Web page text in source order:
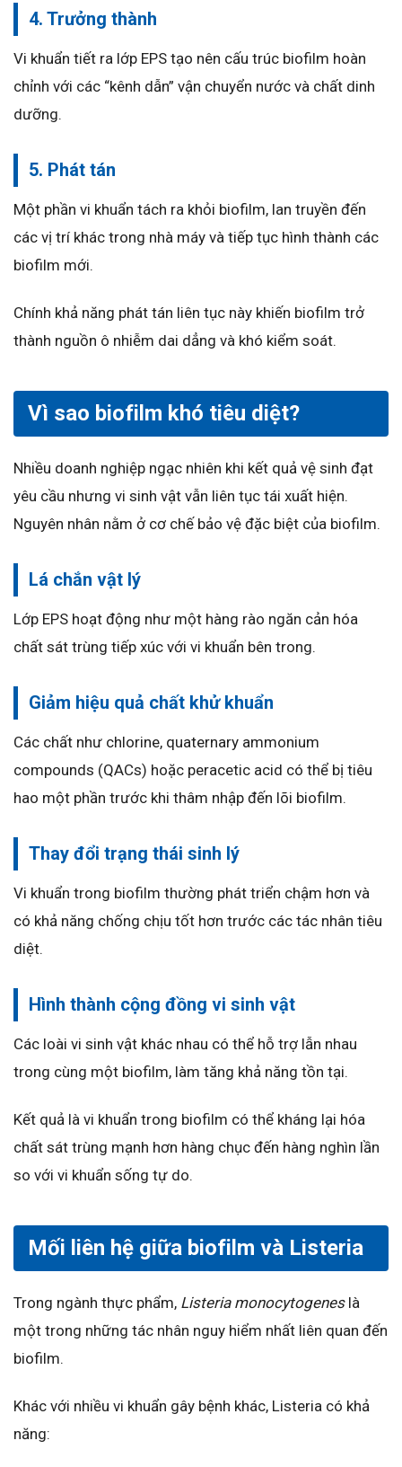
4. Trưởng thành
Vi khuẩn tiết ra lớp EPS tạo nên cấu trúc biofilm hoàn
chỉnh với các “kênh dẫn” vận chuyển nước và chất dinh
dưỡng.
5. Phát tán
Một phần vi khuẩn tách ra khỏi biofilm, lan truyền đến
các vị trí khác trong nhà máy và tiếp tục hình thành các
biofilm mới.
Chính khả năng phát tán liên tục này khiến biofilm trở
thành nguồn ô nhiễm dai dẳng và khó kiểm soát.
Vì sao biofilm khó tiêu diệt?
Nhiều doanh nghiệp ngạc nhiên khi kết quả vệ sinh đạt
yêu cầu nhưng vi sinh vật vẫn liên tục tái xuất hiện.
Nguyên nhân nằm ở cơ chế bảo vệ đặc biệt của biofilm.
Lá chắn vật lý
Lớp EPS hoạt động như một hàng rào ngăn cản hóa
chất sát trùng tiếp xúc với vi khuẩn bên trong.
Giảm hiệu quả chất khử khuẩn
Các chất như chlorine, quaternary ammonium
compounds (QACs) hoặc peracetic acid có thể bị tiêu
hao một phần trước khi thâm nhập đến lõi biofilm.
Thay đổi trạng thái sinh lý
Vi khuẩn trong biofilm thường phát triển chậm hơn và
có khả năng chống chịu tốt hơn trước các tác nhân tiêu
diệt.
Hình thành cộng đồng vi sinh vật
Các loài vi sinh vật khác nhau có thể hỗ trợ lẫn nhau
trong cùng một biofilm, làm tăng khả năng tồn tại.
Kết quả là vi khuẩn trong biofilm có thể kháng lại hóa
chất sát trùng mạnh hơn hàng chục đến hàng nghìn lần
so với vi khuẩn sống tự do.
Mối liên hệ giữa biofilm và Listeria
Trong ngành thực phẩm, Listeria monocytogeneslà
một trong những tác nhân nguy hiểm nhất liên quan đến
biofilm.
Khác với nhiều vi khuẩn gây bệnh khác, Listeria có khả
năng: